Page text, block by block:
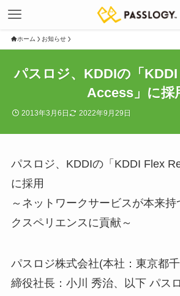
ホーム お知らせ
パスロジ、KDDIの「
Access」に採
2013年3月6日 2022年9月29日
パスロジ、KDDIの「KDDI Flex
に採用
～ネットワークサービスが本来
クスペリエンスに貢献～
パスロジ株式会社(本社：東京都
締役社長：小川 秀治、以下 パス